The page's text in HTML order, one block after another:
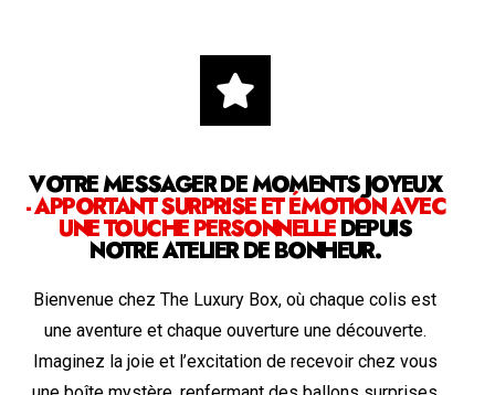
VOTRE MESSAGER DE MOMENTS JOYEUX
- APPORTANT SURPRISE ET ÉMOTION AVEC
UNE TOUCHE PERSONNELLEDEPUIS
NOTRE ATELIER DE BONHEUR.
Bienvenue chez The Luxury Box, où chaque colis est
une aventure et chaque ouverture une découverte.
Imaginez la joie et l’excitation de recevoir chez vous